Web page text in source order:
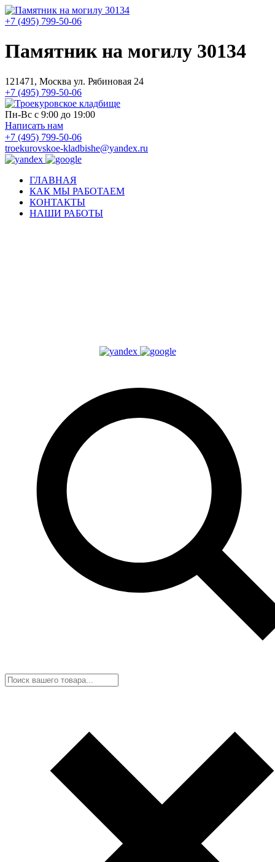
+7 (495) 799-50-06
Памятник на могилу 30134
121471, Москва ул. Рябиновая 24
+7 (495) 799-50-06
Пн-Вс с 9:00 до 19:00
Написать нам
+7 (495) 799-50-06
troekurovskoe-kladbishe@yandex.ru
ГЛАВНАЯ
КАК МЫ РАБОТАЕМ
КОНТАКТЫ
НАШИ РАБОТЫ